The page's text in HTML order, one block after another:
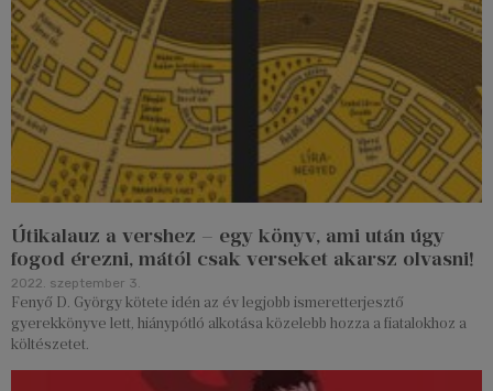
Útikalauz a vershez – egy könyv, ami után úgy
fogod érezni, mától csak verseket akarsz olvasni!
2022. szeptember 3.
Fenyő D. György kötete idén az év legjobb ismeretterjesztő
gyerekkönyve lett, hiánypótló alkotása közelebb hozza a fiatalokhoz a
költészetet.